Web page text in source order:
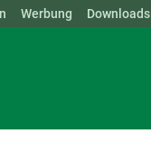
VBG WIEN
Werbung Downloads